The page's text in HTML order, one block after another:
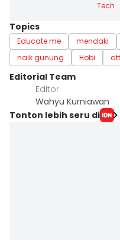
Tech
Topics
Educate me mendaki
naik gunung
Hobi
Editorial Team
Editor
Wahyu Kurniawan
Tonton lebih seru di